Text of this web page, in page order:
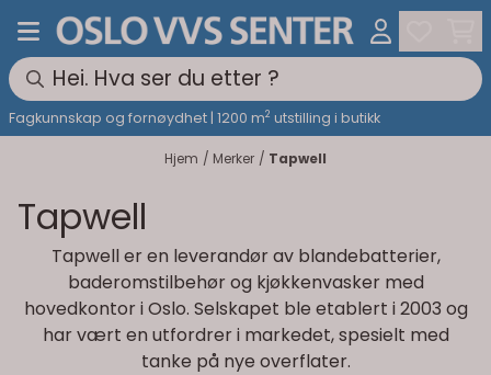
Hopp til innhold
Fagkunnskap og fornøydhet | 1200 m2 utstilling i butikk
Hjem / Merker / Tapwell
Tapwell
Tapwell er en leverandør av blandebatterier,
baderomstilbehør og kjøkkenvasker med
hovedkontor i Oslo. Selskapet ble etablert i 2003 og
har vært en utfordrer i markedet, spesielt med
tanke på nye overflater.